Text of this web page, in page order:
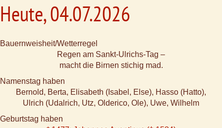
Heute, 04.07.2026
Bauernweisheit/Wetterregel
Regen am Sankt-Ulrichs-Tag –
macht die Birnen stichig mad.
Namenstag haben
Bernold, Berta, Elisabeth (Isabel, Else), Hasso (Hatto),
Ulrich (Udalrich, Utz, Olderico, Ole), Uwe, Wilhelm
Geburtstag haben